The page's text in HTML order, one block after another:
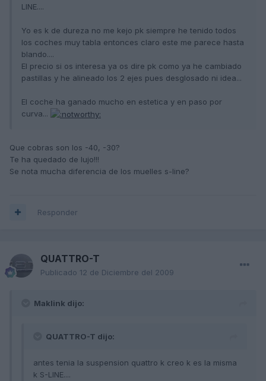
LINE....
Yo es k de dureza no me kejo pk siempre he tenido todos
los coches muy tabla entonces claro este me parece hasta
blando....
El precio si os interesa ya os dire pk como ya he cambiado
pastillas y he alineado los 2 ejes pues desglosado ni idea...
El coche ha ganado mucho en estetica y en paso por
curva...
Que cobras son los -40, -30?
Te ha quedado de lujo!!!
Se nota mucha diferencia de los muelles s-line?
Responder
QUATTRO-T
Publicado 12 de Diciembre del 2009
Maklink dijo:
QUATTRO-T dijo:
antes tenia la suspension quattro k creo k es la misma
k S-LINE....